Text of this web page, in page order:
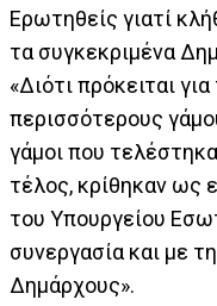
Ερωτηθείς γιατί
τα συγκεκριμένα
«Διότι πρόκειται
περισσότερους
γάμοι που
τέλος, κρίθηκαν ως
του Υπουργείου
συνεργασία και με
Δημάρχους».